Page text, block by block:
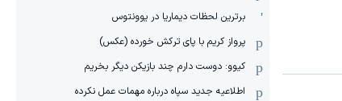
برترین لحظات دیماریا در یوونتوس
پرواز کریم با پای ترکش خورده (عکس)
کیوو: دوست دارم چند بازیکن دیگر بخریم
اطلاعیه جدید سپاه درباره مهمات عمل نکرده